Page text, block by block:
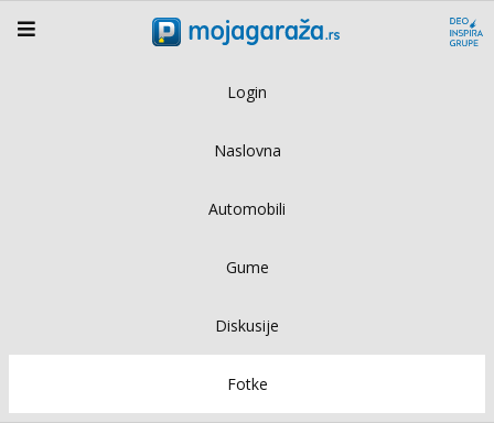
Login
Naslovna
Automobili
Gume
Diskusije
Fotke